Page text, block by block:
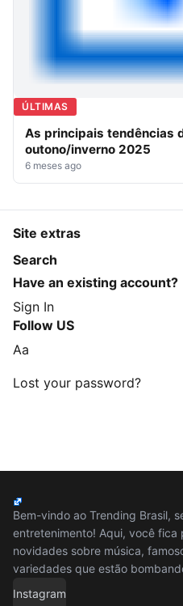
ÚLTIMAS
As principais tendências
outono/inverno 2025
6 meses ago
Site extras
Search
Have an existing account?
Sign In
Follow US
Aa
Lost your password?
Bem-vindo ao Trending Brasil,
entretenimento! Aqui, você fica
novidades sobre música,
variedades que estão
Instagram